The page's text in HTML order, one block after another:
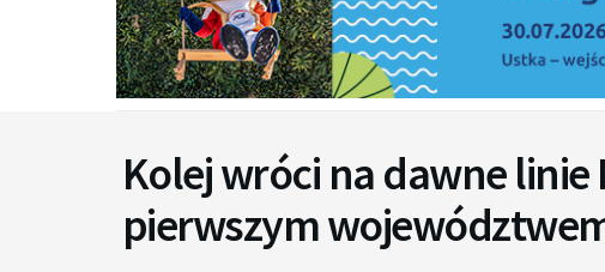
Kolej wróci na dawne linie
pierwszym